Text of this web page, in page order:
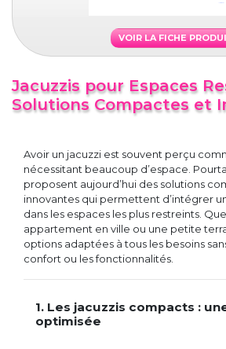
VOIR LA FICHE
Jacuzzis pour Espaces
Solutions Compactes et
Avoir un jacuzzi est souvent perçu
nécessitant beaucoup d’espace.
proposent aujourd’hui des solutions
innovantes qui permettent d’intégrer
dans les espaces les plus restreints.
appartement en ville ou une petite
options adaptées à tous les besoins
confort ou les fonctionnalités.
1. Les jacuzzis compacts :
optimisée